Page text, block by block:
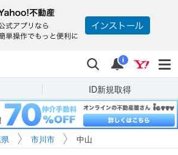
検索 通知
i
ID新規取得
市川市 中山